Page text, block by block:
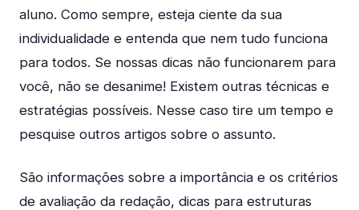
aluno. Como sempre, esteja ciente da sua
individualidade e entenda que nem tudo funciona
para todos. Se nossas dicas não funcionarem para
você, não se desanime! Existem outras técnicas e
estratégias possíveis. Nesse caso tire um tempo e
pesquise outros artigos sobre o assunto.
São informações sobre a importância e os critérios
de avaliação da redação, dicas para estruturas